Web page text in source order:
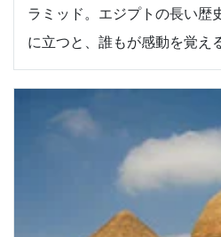
ラミッド。エジプトの長い歴
に立つと、誰もが感動を覚え